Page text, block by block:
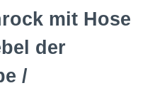
mit Hose
der
/